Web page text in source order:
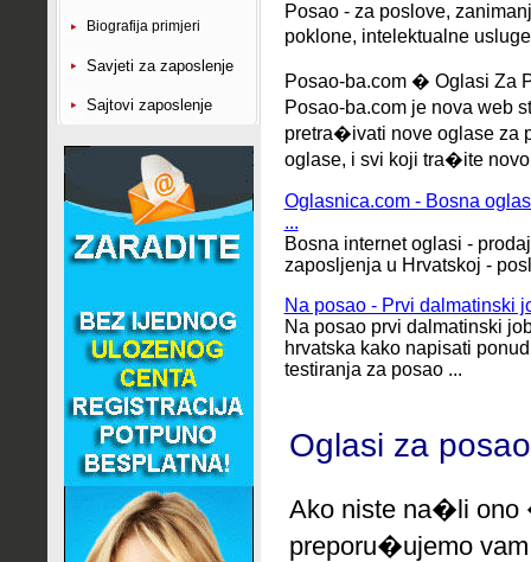
Biografija primjeri
Savjeti za zaposlenje
Sajtovi zaposlenje
Posao - za poslove,
poklone, intelektualne
Posao-ba.com � Oglasi Za
Posao-ba.com je nova web
pretra�ivati nove oglase za
oglase, i svi koji tra�ite
Oglasnica.com - Bosna
...
Bosna internet oglasi -
zaposljenja u Hrvatskoj -
Na posao - Prvi dalmatinski
Na posao prvi dalmatinski
hrvatska kako napisati
testiranja za posao ...
Oglasi za
Ako niste na�li
preporu�ujemovam